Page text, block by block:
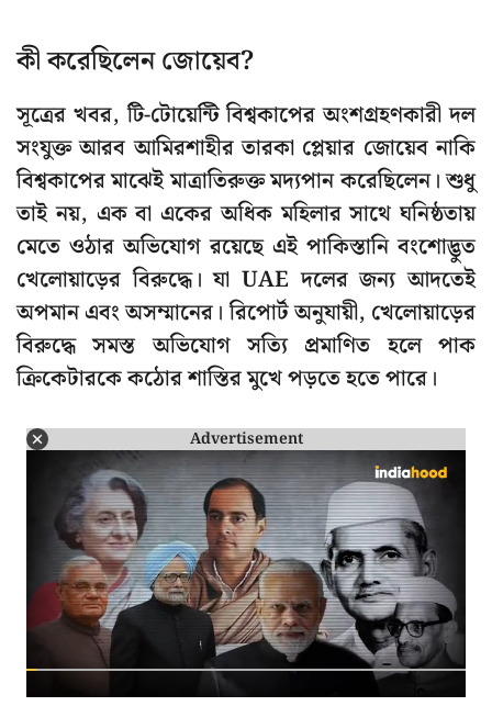
কী করেছিলেন জোয়েব?
সূত্রের খবর, টি-টোয়েন্টি বিশ্বকাপের অংশগ্রহণকারী দল
সংযুক্ত আরব আমিরশাহীর তারকা প্লেয়ার জোয়েব নাকি
বিশ্বকাপের মাঝেই মাত্রাতিরুক্ত মদ্যপান করেছিলেন। শুধু
তাই নয়, এক বা একের অধিক মহিলার সাথে ঘনিষ্ঠতায়
মেতে ওঠার অভিযোগ রয়েছে এই পাকিস্তানি বংশোদ্ভুত
খেলোয়াড়ের বিরুদ্ধে। যা UAE দলের জন্য আদতেই
অপমান এবং অসম্মানের। রিপোর্ট অনুযায়ী, খেলোয়াড়ের
বিরুদ্ধে সমস্ত অভিযোগ সত্যি প্রমাণিত হলে পাক
ক্রিকেটারকে কঠোর শাস্তির মুখে পড়তে হতে পারে।
Advertisement